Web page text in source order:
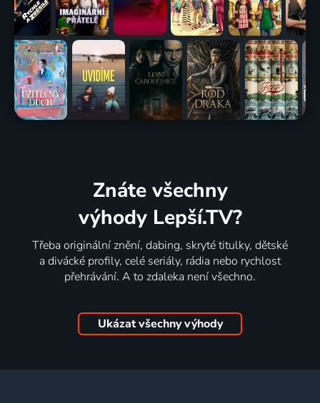
Znáte všechny
výhody Lepší.TV?
Třeba originální znění, dabing, skryté titulky, dětské
a divácké profily, celé seriály, rádia nebo rychlost
přehrávání. A to zdaleka není všechno.
Ukázat všechny výhody